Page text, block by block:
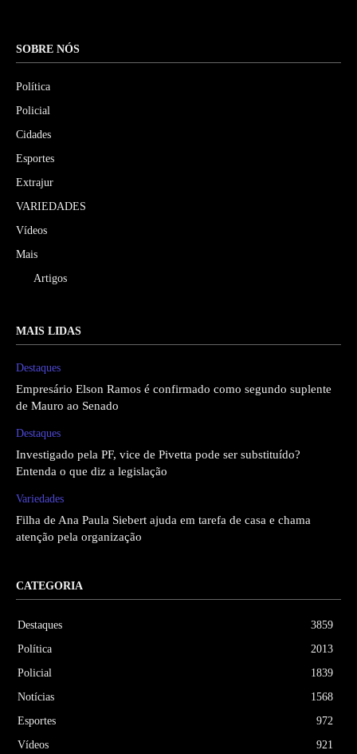
SOBRE NÓS
Política
Policial
Cidades
Esportes
Extrajur
VARIEDADES
Vídeos
Mais
Artigos
MAIS LIDAS
Destaques
Empresário Elson Ramos é confirmado como segundo suplente
de Mauro ao Senado
Destaques
Investigado pela PF, vice de Pivetta pode ser substituído?
Entenda o que diz a legislação
Variedades
Filha de Ana Paula Siebert ajuda em tarefa de casa e chama
atenção pela organização
CATEGORIA
Destaques
3859
Política
2013
Policial
1839
Notícias
1568
Esportes
972
Vídeos
921